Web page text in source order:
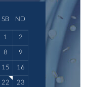
SB ND
1 2
8 9
15 16
22 23